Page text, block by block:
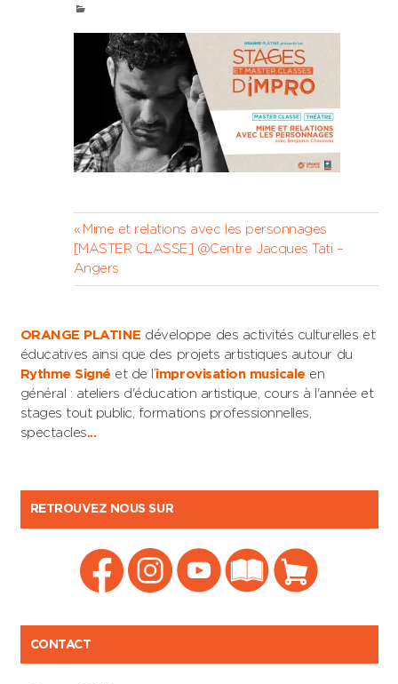
Navigation
de
l’article
Previous
Post:
Mime et relations avec les personnages
[MASTER CLASSE] @Centre Jacques Tati –
Angers
ORANGE PLATINE développe des activités culturelles et
éducatives ainsi que des projets artistiques autour du
Rythme Signé et de l’improvisation musicale en
général : ateliers d'éducation artistique, cours à l'année et
stages tout public, formations professionnelles,
spectacles...
RETROUVEZ NOUS SUR
CONTACT